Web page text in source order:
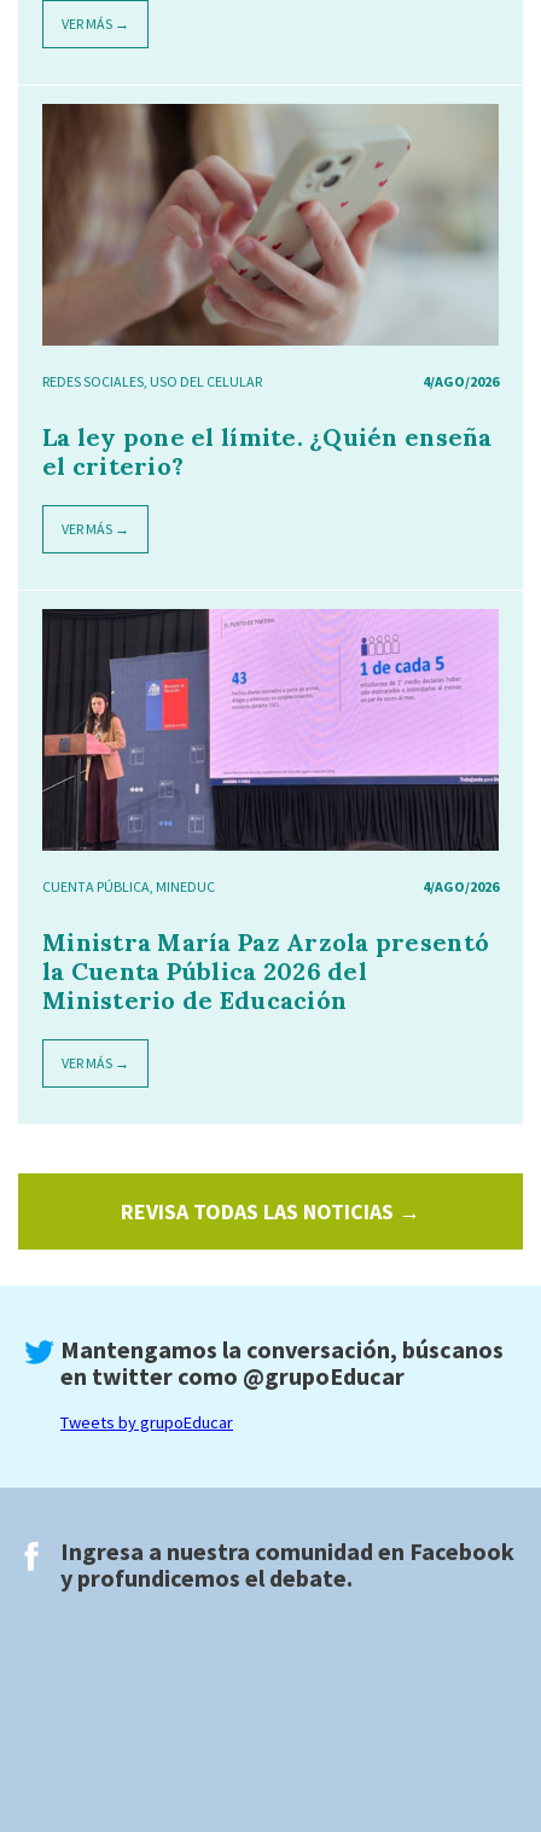
VER MÁS →
REDES SOCIALES, USO DEL CELULAR 4/AGO/2026
La ley pone el límite. ¿Quién enseña
el criterio?
VER MÁS →
CUENTA PÚBLICA, MINEDUC 4/AGO/2026
Ministra María Paz Arzola presentó
la Cuenta Pública 2026 del
Ministerio de Educación
VER MÁS →
REVISA TODAS LAS NOTICIAS →
Mantengamos la conversación, búscanos
en twitter como @grupoEducar
Tweets by grupoEducar
Ingresa a nuestra comunidad en Facebook
y profundicemos el debate.